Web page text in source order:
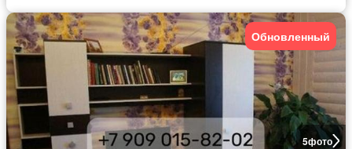
5фото
Обновленный